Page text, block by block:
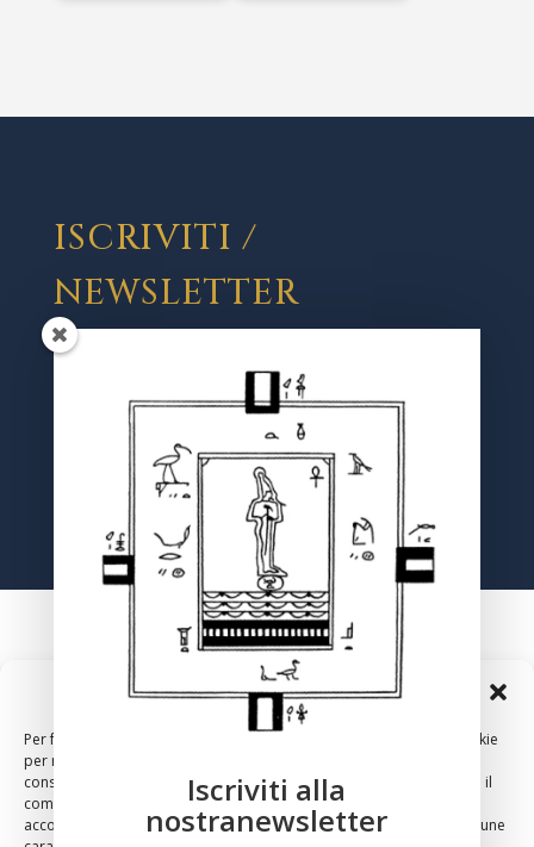
Gestisci Consenso Cookie
Per fornire le migliori esperienze, utilizziamo tecnologie come i cookie
per memorizzare e/o accedere alle informazioni del dispositivo. Il
consenso a queste tecnologie ci permetterà di elaborare dati come il
comportamento di navigazione o ID unici su questo sito. Non
acconsentire o ritirare il consenso può influire negativamente su alcune
ISCRIVITI /
NEWSLETTER
Registrati
2024 – Copyright – Associazione Culturale Anthropos, Via
Iscriviti alla
nostranewsletter